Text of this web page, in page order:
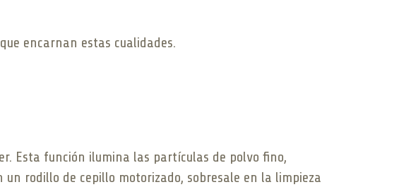
encarnan estas cualidades.
Esta función ilumina las partículas de polvo fino,
rodillo de cepillo motorizado, sobresale en la limpieza